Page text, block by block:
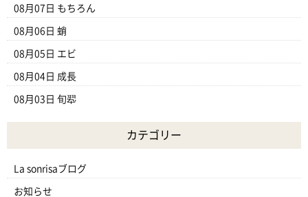
08月07日 もちろん
08月06日 蛸
08月05日 エビ
08月04日 成長
08月03日 旬翆
カテゴリー
La sonrisaブログ
お知らせ